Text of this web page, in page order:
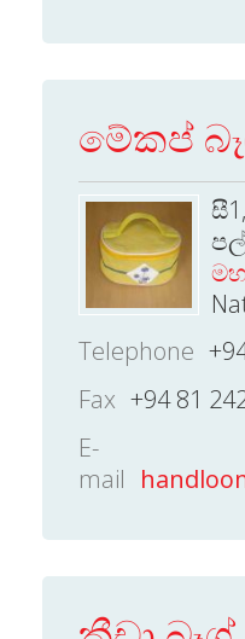
මේකප්
Telephone
Fax +94 81
E-
mail